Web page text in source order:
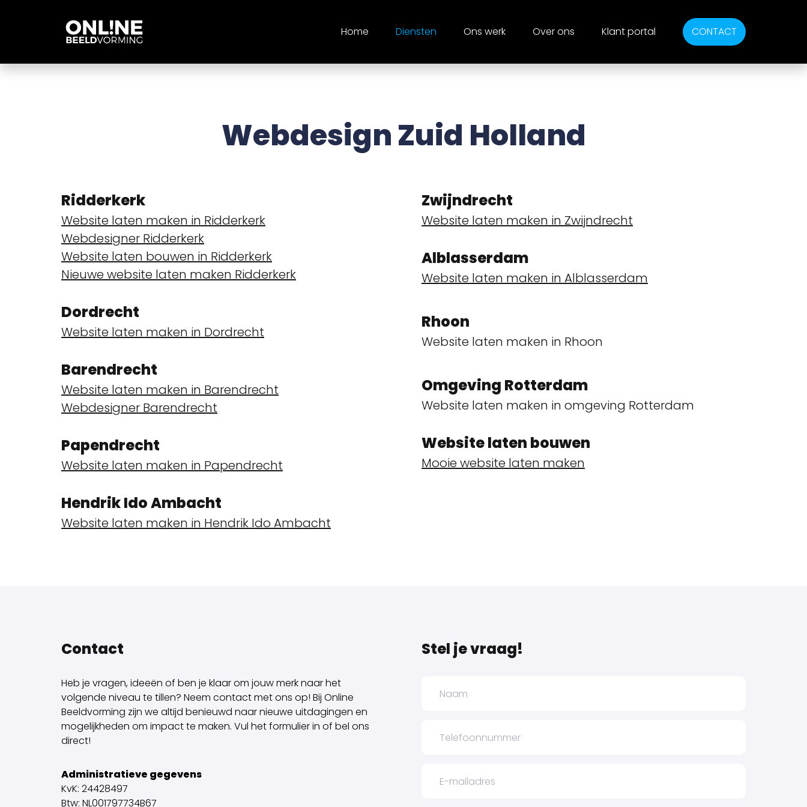
Home Diensten Ons werk Over ons Klant portal CONTACT
Webdesign Zuid Holland
Ridderkerk
Website laten maken in Ridderkerk
Webdesigner Ridderkerk
Website laten bouwen in Ridderkerk
Nieuwe website laten maken Ridderkerk
Dordrecht
Website laten maken in Dordrecht
Barendrecht
Website laten maken in Barendrecht
Webdesigner Barendrecht
Papendrecht
Website laten maken in Papendrecht
Hendrik Ido Ambacht
Website laten maken in Hendrik Ido Ambacht
Zwijndrecht
Website laten maken in Zwijndrecht
Alblasserdam
Website laten maken in Alblasserdam
Rhoon
Website laten maken in Rhoon
Omgeving Rotterdam
Website laten maken in omgeving Rotterdam
Website laten bouwen
Mooie website laten maken
Contact
Heb je vragen, ideeën of ben je klaar om jouw merk naar het
volgende niveau te tillen? Neem contact met ons op! Bij Online
Beeldvorming zijn we altijd benieuwd naar nieuwe uitdagingen en
mogelijkheden om impact te maken. Vul het formulier in of bel ons
direct!
Administratieve gegevens
KvK: 24428497
Btw: NL001797734B67
Stel je vraag!